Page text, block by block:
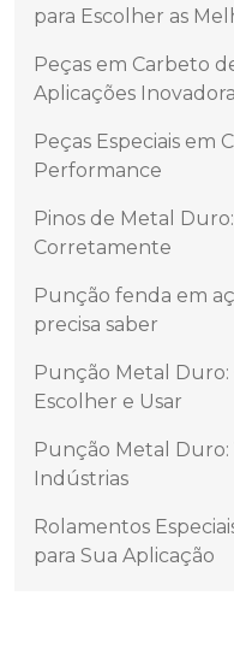
para Escolher as
Peças em Carbeto
Aplicações
Peças Especiais em
Performance
Pinos de Metal
Corretamente
Punção fenda em
precisa saber
Punção Metal
Escolher e Usar
Punção Metal Duro:
Indústrias
Rolamentos
para Sua Aplicação